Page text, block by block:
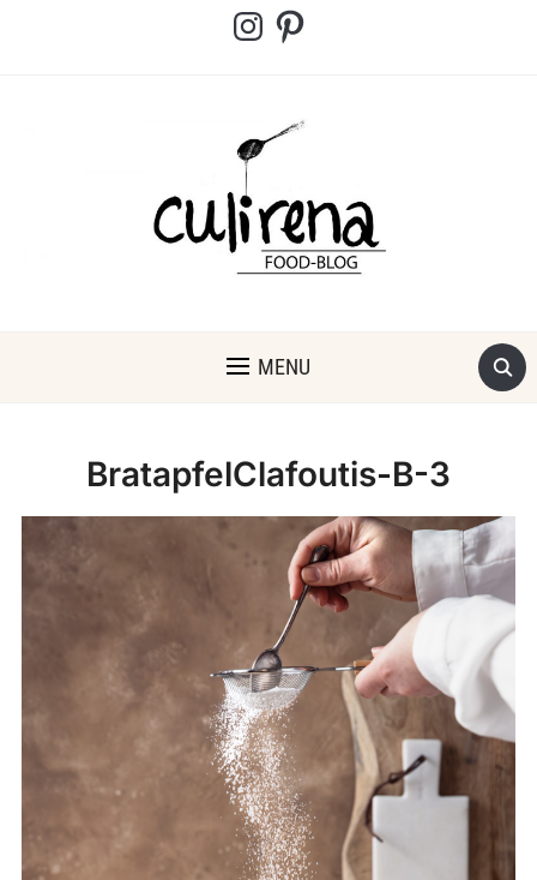
InstagramPinterest
MENU
BratapfelClafoutis-B-3